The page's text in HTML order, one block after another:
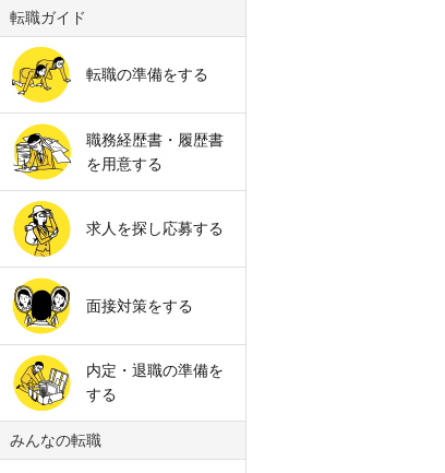
転職ガイド
転職の準備をする
職務経歴書・履歴書
を用意する
求人を探し応募する
面接対策をする
内定・退職の準備を
する
みんなの転職